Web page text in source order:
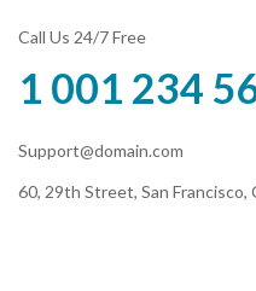
Call Us 24/7 Free
1 001 234
Support@domain.com
60, 29th Street, San